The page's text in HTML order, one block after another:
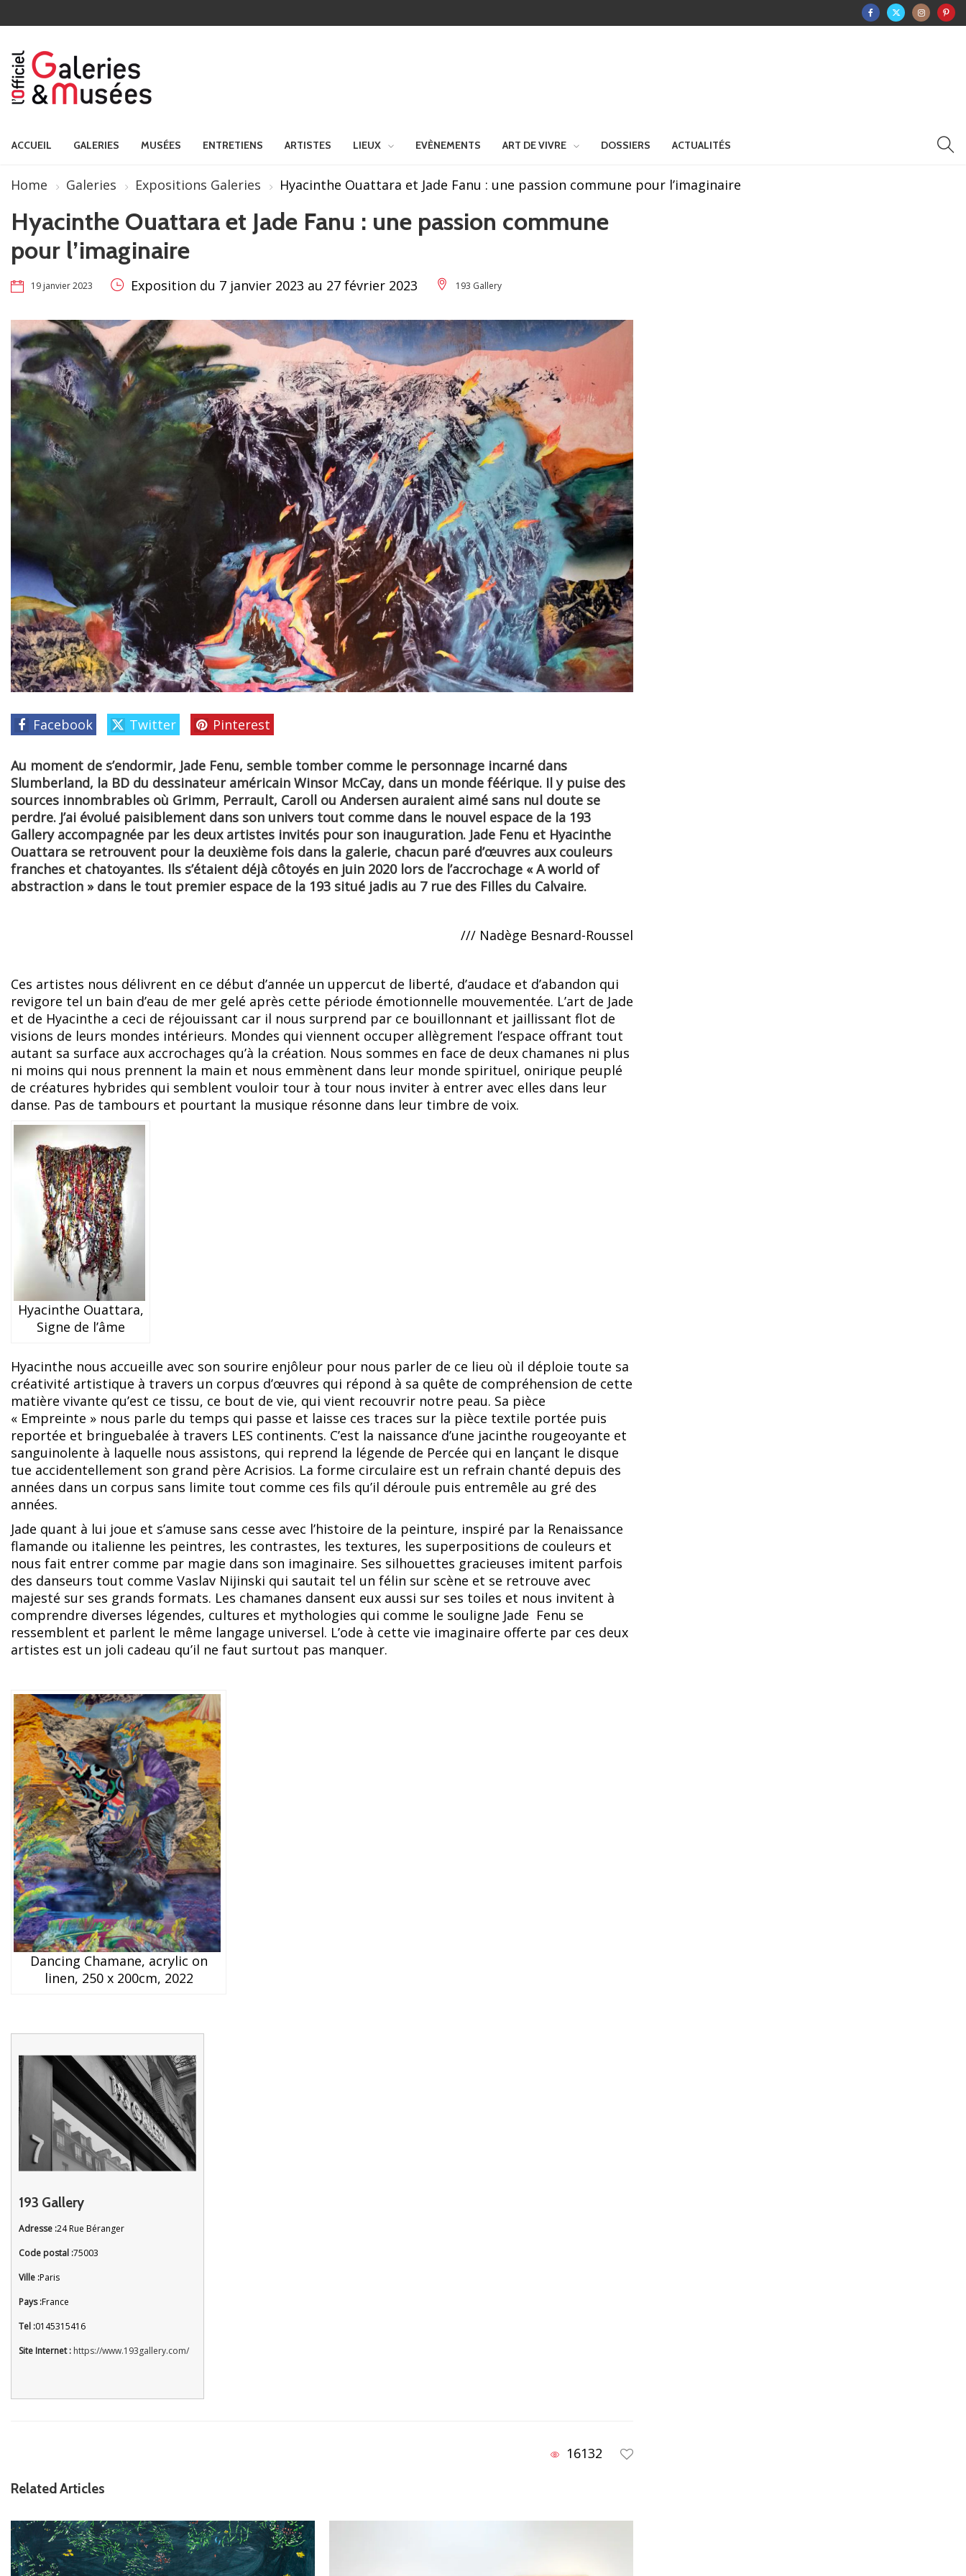
ACCUEIL GALERIES MUSÉES ENTRETIENS ARTISTES LIEUX EVÈNEMENTS ART DE VIVRE DOSSIERS ACTUALITÉS
Home Galeries Expositions Galeries Hyacinthe Ouattara et Jade Fanu : une passion commune pour l’imaginaire
Hyacinthe Ouattara et Jade Fanu : une passion commune
pour l’imaginaire
19 janvier 2023 Exposition du 7 janvier 2023 au 27 février 2023 193 Gallery
Facebook Twitter Pinterest
Au moment de s’endormir, Jade Fenu, semble tomber comme le personnage incarné dans
Slumberland, la BD du dessinateur américain Winsor McCay, dans un monde féérique. Il y puise des
sources innombrables où Grimm, Perrault, Caroll ou Andersen auraient aimé sans nul doute se
perdre. J’ai évolué paisiblement dans son univers tout comme dans le nouvel espace de la 193
Gallery accompagnée par les deux artistes invités pour son inauguration. Jade Fenu et Hyacinthe
Ouattara se retrouvent pour la deuxième fois dans la galerie, chacun paré d’œuvres aux couleurs
franches et chatoyantes. Ils s’étaient déjà côtoyés en juin 2020 lors de l’accrochage « A world of
abstraction » dans le tout premier espace de la 193 situé jadis au 7 rue des Filles du Calvaire.
/// Nadège Besnard-Roussel
Ces artistes nous délivrent en ce début d’année un uppercut de liberté, d’audace et d’abandon qui
revigore tel un bain d’eau de mer gelé après cette période émotionnelle mouvementée. L’art de Jade
et de Hyacinthe a ceci de réjouissant car il nous surprend par ce bouillonnant et jaillissant flot de
visions de leurs mondes intérieurs. Mondes qui viennent occuper allègrement l’espace offrant tout
autant sa surface aux accrochages qu’à la création. Nous sommes en face de deux chamanes ni plus
ni moins qui nous prennent la main et nous emmènent dans leur monde spirituel, onirique peuplé
de créatures hybrides qui semblent vouloir tour à tour nous inviter à entrer avec elles dans leur
danse. Pas de tambours et pourtant la musique résonne dans leur timbre de voix.
Hyacinthe Ouattara,
Signe de l’âme
Hyacinthe nous accueille avec son sourire enjôleur pour nous parler de ce lieu où il déploie toute sa
créativité artistique à travers un corpus d’œuvres qui répond à sa quête de compréhension de cette
matière vivante qu’est ce tissu, ce bout de vie, qui vient recouvrir notre peau. Sa pièce
« Empreinte » nous parle du temps qui passe et laisse ces traces sur la pièce textile portée puis
reportée et bringuebalée à travers LES continents. C’est la naissance d’une jacinthe rougeoyante et
sanguinolente à laquelle nous assistons, qui reprend la légende de Percée qui en lançant le disque
tue accidentellement son grand père Acrisios. La forme circulaire est un refrain chanté depuis des
années dans un corpus sans limite tout comme ces fils qu’il déroule puis entremêle au gré des
années.
Jade quant à lui joue et s’amuse sans cesse avec l’histoire de la peinture, inspiré par la Renaissance
flamande ou italienne les peintres, les contrastes, les textures, les superpositions de couleurs et
nous fait entrer comme par magie dans son imaginaire. Ses silhouettes gracieuses imitent parfois
des danseurs tout comme Vaslav Nijinski qui sautait tel un félin sur scène et se retrouve avec
majesté sur ses grands formats. Les chamanes dansent eux aussi sur ses toiles et nous invitent à
comprendre diverses légendes, cultures et mythologies qui comme le souligne Jade Fenu se
ressemblent et parlent le même langage universel. L’ode à cette vie imaginaire offerte par ces deux
artistes est un joli cadeau qu’il ne faut surtout pas manquer.
Dancing Chamane, acrylic on
linen, 250 x 200cm, 2022
193 Gallery
Adresse :24 Rue Béranger
Code postal :75003
Ville :Paris
Pays :France
Tel :0145315416
Site Internet : https://www.193gallery.com/
16132
Related Articles